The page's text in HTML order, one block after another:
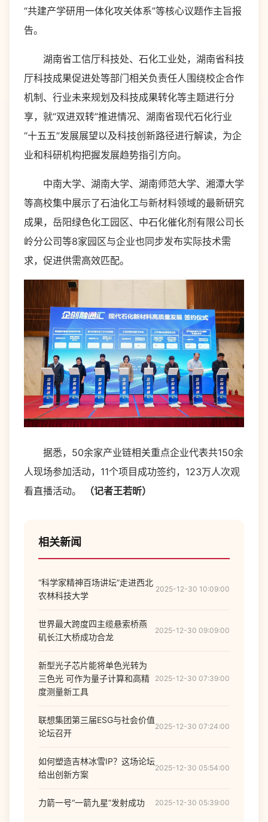
“共建产学研用一体化攻关体系”等核心议题作主旨报
告。
湖南省工信厅科技处、石化工业处，湖南省科技
厅科技成果促进处等部门相关负责任人围绕校企合作
机制、行业未来规划及科技成果转化等主题进行分
享，就“双进双转”推进情况、湖南省现代石化行业
“十五五”发展展望以及科技创新路径进行解读，为企
业和科研机构把握发展趋势指引方向。
中南大学、湖南大学、湖南师范大学、湘潭大学
等高校集中展示了石油化工与新材料领域的最新研究
成果，岳阳绿色化工园区、中石化催化剂有限公司长
岭分公司等8家园区与企业也同步发布实际技术需
求，促进供需高效匹配。
据悉，50余家产业链相关重点企业代表共150余
人现场参加活动，11个项目成功签约，123万人次观
看直播活动。
（记者王若昕）
相关新闻
“科学家精神百场讲坛”走进西北
农林科技大学
2025-12-30 10:09:00
世界最大跨度四主缆悬索桥燕
矶长江大桥成功合龙
2025-12-30 09:09:00
新型光子芯片能将单色光转为
三色光 可作为量子计算和高精
度测量新工具
2025-12-30 07:39:00
联想集团第三届ESG与社会价值
论坛召开
2025-12-30 07:24:00
如何塑造吉林冰雪IP？这场论坛
给出创新方案
2025-12-30 05:54:00
力箭一号“一箭九星”发射成功 2025-12-30 05:39:00